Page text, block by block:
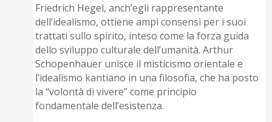
Friedrich Hegel, anch’egli rappresentante
dell’idealismo, ottiene ampi consensi per i suoi
trattati sullo spirito, inteso come la forza guida
dello sviluppo culturale dell’umanità. Arthur
Schopenhauer unisce il misticismo orientale e
l’idealismo kantiano in una filosofia, che ha posto
la “volontà di vivere” come principio
fondamentale dell’esistenza.